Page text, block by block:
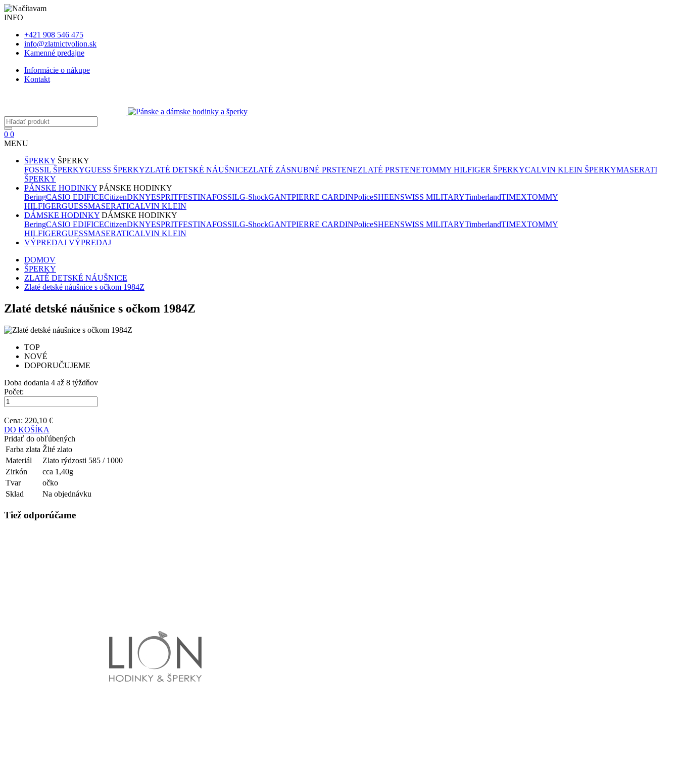
INFO
+421 908 546 475
info@zlatnictvolion.sk
Kamenné predajne
Informácie o nákupe
Kontakt
0 0
MENU
ŠPERKY ŠPERKY
FOSSIL ŠPERKYGUESS ŠPERKYZLATÉ DETSKÉ NÁUŠNICEZLATÉ ZÁSNUBNÉ PRSTENEZLATÉ PRSTENETOMMY HILFIGER ŠPERKYCALVIN KLEIN ŠPERKYMASERATI
ŠPERKY
PÁNSKE HODINKY PÁNSKE HODINKY
BeringCASIO EDIFICECitizenDKNYESPRITFESTINAFOSSILG-ShockGANTPIERRE CARDINPoliceSHEENSWISS MILITARYTimberlandTIMEXTOMMY
HILFIGERGUESSMASERATICALVIN KLEIN
DÁMSKE HODINKY DÁMSKE HODINKY
BeringCASIO EDIFICECitizenDKNYESPRITFESTINAFOSSILG-ShockGANTPIERRE CARDINPoliceSHEENSWISS MILITARYTimberlandTIMEXTOMMY
HILFIGERGUESSMASERATICALVIN KLEIN
VÝPREDAJ VÝPREDAJ
DOMOV
ŠPERKY
ZLATÉ DETSKÉ NÁUŠNICE
Zlaté detské náušnice s očkom 1984Z
Zlaté detské náušnice s očkom 1984Z
TOP
NOVÉ
DOPORUČUJEME
Doba dodania 4 až 8 týždňov
Počet:
Cena: 220,10 €
DO KOŠÍKA
Pridať do obľúbených
Farba zlata Žlté zlato
Materiál
Zlato rýdzosti 585 / 1000
Zirkón
cca 1,40g
Tvar
očko
Sklad
Na objednávku
Tiež odporúčame